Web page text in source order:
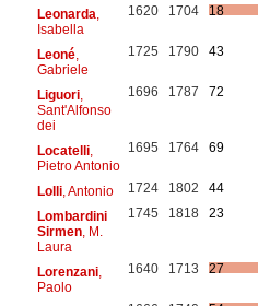
Leonarda
Isabella
1620 1704 18
Leoné,
Gabriele
1725 1790 43
Liguori,
Sant'Alfonso
dei
1696 1787 72
Locatelli,
Pietro Antonio
1695 1764 69
Lolli, Antonio 1724 1802
44
Lombardini
Sirmen, M.
Laura
1745 1818 23
Lorenzani,
Paolo
1640 1713 27